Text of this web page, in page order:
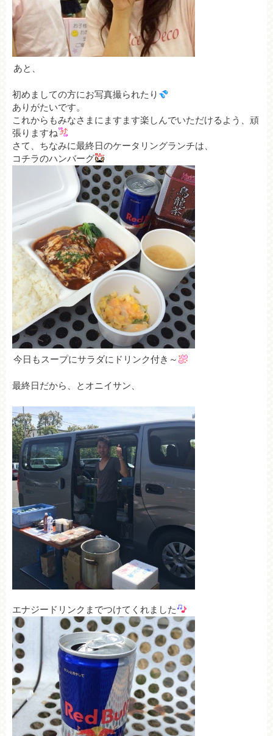
あと、
初めましての方にお写真撮られたり
ありがたいです。
これからもみなさまにますます楽しんでいただけるよう、頑
張りますね
さて、ちなみに最終日のケータリングランチは、
コチラのハンバーグ
今日もスープにサラダにドリンク付き～
最終日だから、とオニイサン、
エナジードリンクまでつけてくれました